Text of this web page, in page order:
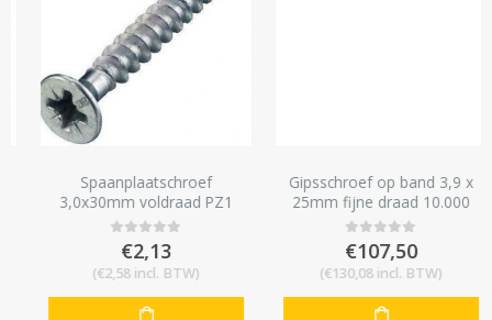
Spaanplaatschroef
3,0x30mm voldraad PZ1
Pozidrive 200 stuks
out of 5
2,13
2,58incl. BTW)
Gipsschroef op band 3,9 x
25mm fijne draad 10.000
stuks gips op metalstud
out of 5
107,50
130,08incl. BTW)